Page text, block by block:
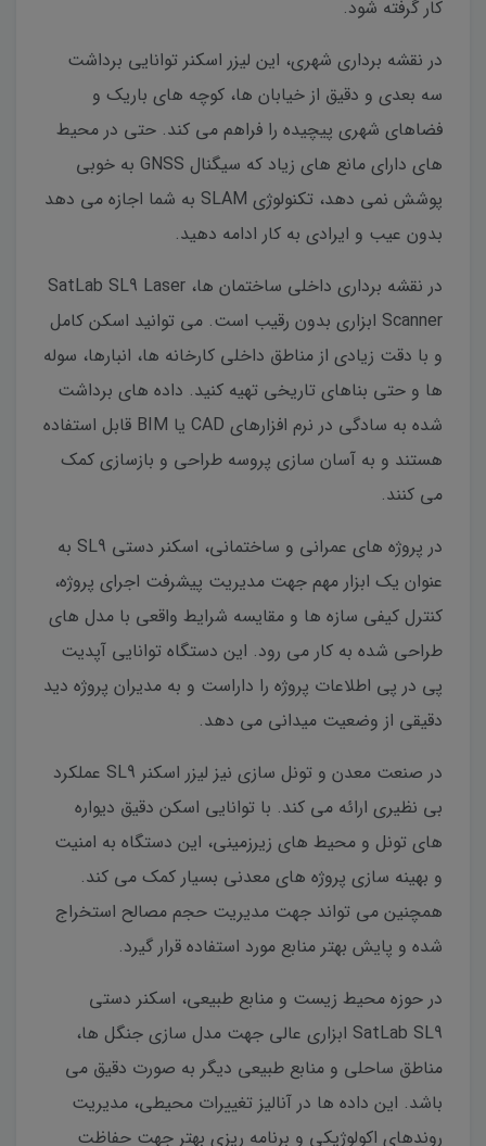
کار گرفته شود.
در نقشه برداری شهری، این لیزر اسکنر توانایی برداشت
سه بعدی و دقیق از خیابان ها، کوچه های باریک و
فضاهای شهری پیچیده را فراهم می کند. حتی در محیط
های دارای مانع های زیاد که سیگنال GNSS به خوبی
پوشش نمی دهد، تکنولوژی SLAM به شما اجازه می دهد
بدون عیب و ایرادی به کار ادامه دهید.
در نقشه برداری داخلی ساختمان ها، SatLab SL9 Laser
Scanner ابزاری بدون رقیب است. می توانید اسکن کامل
و با دقت زیادی از مناطق داخلی کارخانه ها، انبارها، سوله
ها و حتی بناهای تاریخی تهیه کنید. داده های برداشت
شده به سادگی در نرم افزارهای CAD یا BIM قابل استفاده
هستند و به آسان سازی پروسه طراحی و بازسازی کمک
می کنند.
در پروژه های عمرانی و ساختمانی، اسکنر دستی SL9 به
عنوان یک ابزار مهم جهت مدیریت پیشرفت اجرای پروژه،
کنترل کیفی سازه ها و مقایسه شرایط واقعی با مدل های
طراحی شده به کار می رود. این دستگاه توانایی آپدیت
پی در پی اطلاعات پروژه را داراست و به مدیران پروژه دید
دقیقی از وضعیت میدانی می دهد.
در صنعت معدن و تونل سازی نیز لیزر اسکنر SL9 عملکرد
بی نظیری ارائه می کند. با توانایی اسکن دقیق دیواره
های تونل و محیط های زیرزمینی، این دستگاه به امنیت
و بهینه سازی پروژه های معدنی بسیار کمک می کند.
همچنین می تواند جهت مدیریت حجم مصالح استخراج
شده و پایش بهتر منابع مورد استفاده قرار گیرد.
در حوزه محیط زیست و منابع طبیعی، اسکنر دستی
SatLab SL9 ابزاری عالی جهت مدل سازی جنگل ها،
مناطق ساحلی و منابع طبیعی دیگر به صورت دقیق می
باشد. این داده ها در آنالیز تغییرات محیطی، مدیریت
روندهای اکولوژیکی و برنامه ریزی بهتر جهت حفاظت